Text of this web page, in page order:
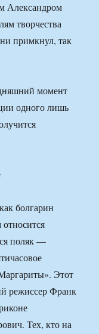
Александром
творчества
примкнул, так
момент
одного лишь
болгарин
поляк —
Этот
режиссер Франк
Тех, кто на